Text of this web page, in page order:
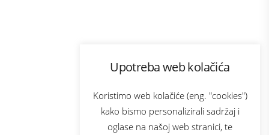
Upotreba web kolačića
Koristimo web kolačiće (eng. "cookies")
kako bismo personalizirali sadržaj i
oglase na našoj web stranici, te
Bonus plus
Prijava za newsletter